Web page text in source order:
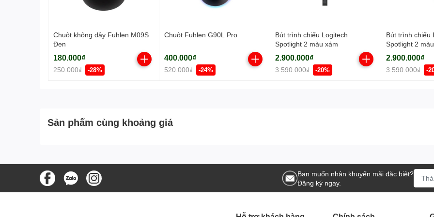
Chuột không dây Fuhlen M09S
Đen
180.000₫
250.000₫ -28%
Chuột Fuhlen G90L Pro
400.000₫
520.000₫ -24%
Bút trình chiếu Logitech
Spotlight 2 màu xám
2.900.000₫
3.590.000₫ -20%
Bút trình chiếu
Spotlight 2
2.900.000₫
3.590.000₫ -
Sản phẩm cùng khoảng giá
Bạn muốn nhận khuyến mãi đặc biệt?
Đăng ký ngay.